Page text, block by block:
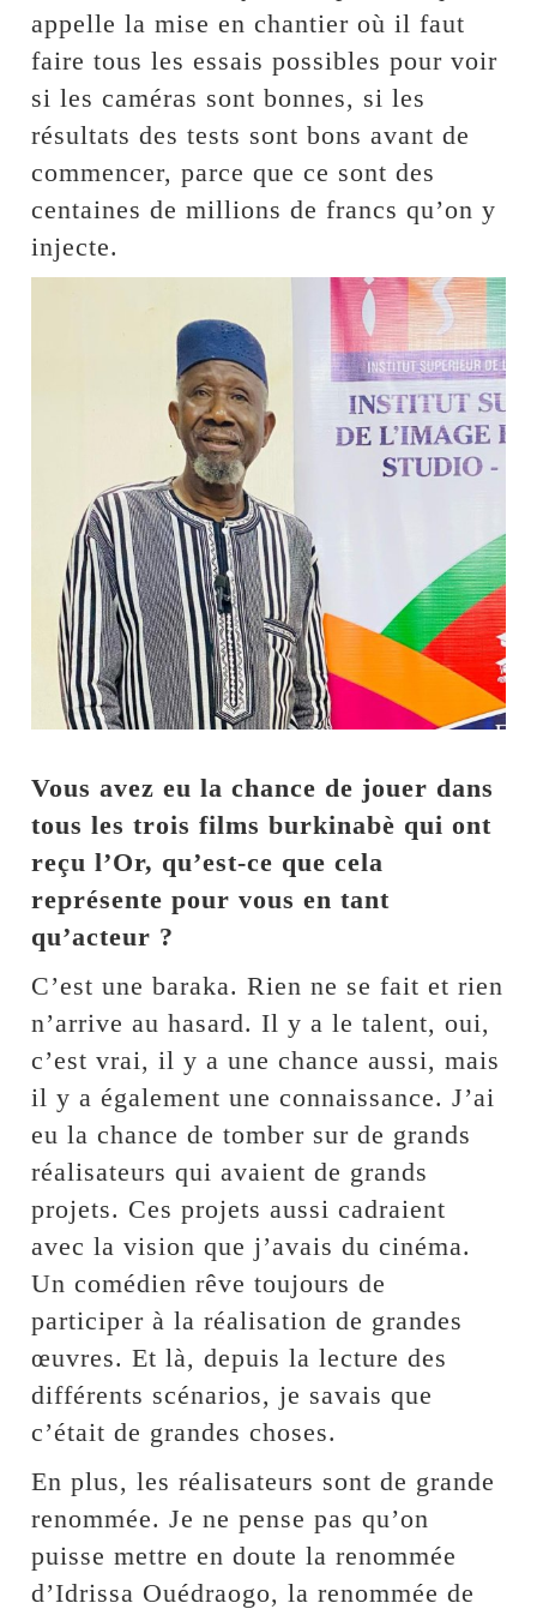
appelle la mise en chantier où il faut
faire tous les essais possibles pour voir
si les caméras sont bonnes, si les
résultats des tests sont bons avant de
commencer, parce que ce sont des
centaines de millions de francs qu’on y
injecte.
Vous avez eu la chance de jouer dans
tous les trois films burkinabè qui ont
reçu l’Or, qu’est-ce que cela
représente pour vous en tant
qu’acteur ?
C’est une baraka. Rien ne se fait et rien
n’arrive au hasard. Il y a le talent, oui,
c’est vrai, il y a une chance aussi, mais
il y a également une connaissance. J’ai
eu la chance de tomber sur de grands
réalisateurs qui avaient de grands
projets. Ces projets aussi cadraient
avec la vision que j’avais du cinéma.
Un comédien rêve toujours de
participer à la réalisation de grandes
œuvres. Et là, depuis la lecture des
différents scénarios, je savais que
c’était de grandes choses.
En plus, les réalisateurs sont de grande
renommée. Je ne pense pas qu’on
puisse mettre en doute la renommée
d’Idrissa Ouédraogo, la renommée de